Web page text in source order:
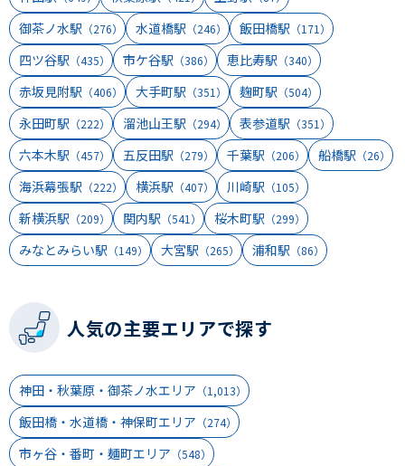
御茶ノ水駅 （276） 水道橋駅 （246） 飯田橋駅 （171）
四ツ谷駅 （435） 市ケ谷駅 （386） 恵比寿駅 （340）
赤坂見附駅 （406） 大手町駅 （351） 麹町駅 （504）
永田町駅 （222） 溜池山王駅 （294） 表参道駅 （351）
六本木駅 （457） 五反田駅 （279） 千葉駅 （206） 船橋駅 （26）
海浜幕張駅 （222） 横浜駅 （407） 川崎駅 （105）
新横浜駅 （209） 関内駅 （541） 桜木町駅 （299）
みなとみらい駅 （149） 大宮駅 （265） 浦和駅 （86）
人気の主要エリアで探す
神田・秋葉原・御茶ノ水エリア （1,013）
飯田橋・水道橋・神保町エリア （274）
市ヶ谷・番町・麺町エリア （548）